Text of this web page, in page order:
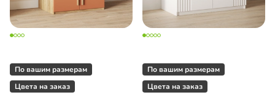
По вашим размерам
Цвета на заказ
По вашим размерам
Цвета на заказ